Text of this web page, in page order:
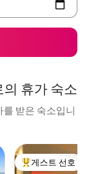
휴가 숙소
받은 숙소입니
상위 게스트 선호
게스트 선호